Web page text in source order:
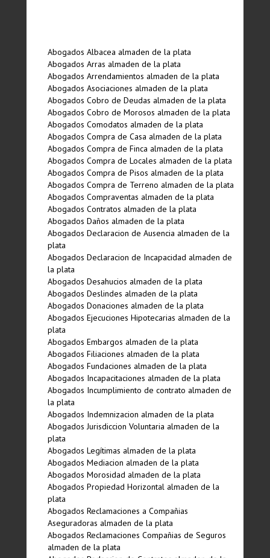
Abogados Albacea almaden de la plata
Abogados Arras almaden de la plata
Abogados Arrendamientos almaden de la plata
Abogados Asociaciones almaden de la plata
Abogados Cobro de Deudas almaden de la plata
Abogados Cobro de Morosos almaden de la plata
Abogados Comodatos almaden de la plata
Abogados Compra de Casa almaden de la plata
Abogados Compra de Finca almaden de la plata
Abogados Compra de Locales almaden de la plata
Abogados Compra de Pisos almaden de la plata
Abogados Compra de Terreno almaden de la plata
Abogados Compraventas almaden de la plata
Abogados Contratos almaden de la plata
Abogados Daños almaden de la plata
Abogados Declaracion de Ausencia almaden de la
plata
Abogados Declaracion de Incapacidad almaden de
la plata
Abogados Desahucios almaden de la plata
Abogados Deslindes almaden de la plata
Abogados Donaciones almaden de la plata
Abogados Ejecuciones Hipotecarias almaden de la
plata
Abogados Embargos almaden de la plata
Abogados Filiaciones almaden de la plata
Abogados Fundaciones almaden de la plata
Abogados Incapacitaciones almaden de la plata
Abogados Incumplimiento de contrato almaden de
la plata
Abogados Indemnizacion almaden de la plata
Abogados Jurisdiccion Voluntaria almaden de la
plata
Abogados Legí­timas almaden de la plata
Abogados Mediacion almaden de la plata
Abogados Morosidad almaden de la plata
Abogados Propiedad Horizontal almaden de la
plata
Abogados Reclamaciones a Compañias
Aseguradoras almaden de la plata
Abogados Reclamaciones Compañias de Seguros
almaden de la plata